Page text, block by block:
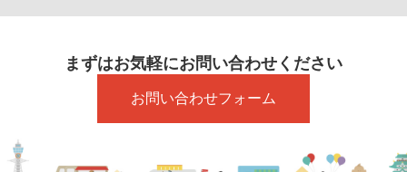
まずはお気軽にお問い合わせください
お問い合わせフォーム